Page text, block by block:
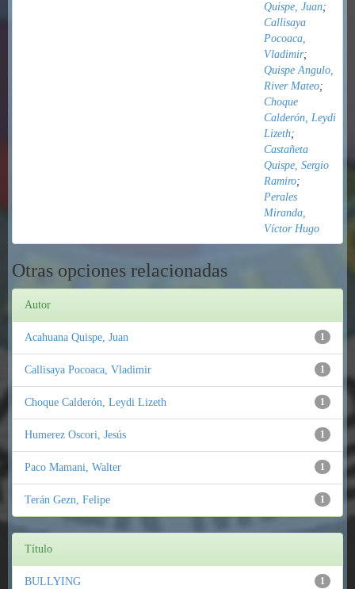
Quispe, Juan;
Callisaya
Pocoaca,
Vladimir;
Quispe Angulo,
River Mateo;
Choque
Calderón, Leydi
Lizeth;
Castañeta
Quispe, Sergio
Ramiro;
Perales
Miranda,
Víctor Hugo
Otras opciones relacionadas
Autor
1
Acahuana Quispe, Juan
1
Callisaya Pocoaca, Vladimir
1
Choque Calderón, Leydi Lizeth
1
Humerez Oscori, Jesús
1
Paco Mamani, Walter
1
Terán Gezn, Felipe
Título
1
BULLYING